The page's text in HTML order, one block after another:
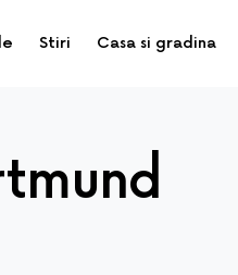
Stiri Casa si gradina